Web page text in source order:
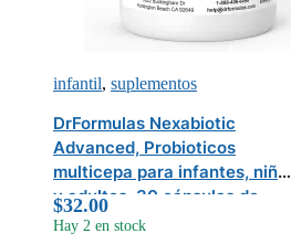
infantil, suplementos
DrFormulas Nexabiotic
Advanced, Probioticos
multicepa para infantes, niños
y adultos, 30 cápsulas de
liberación retardada
$32.00
Hay 2 en stock